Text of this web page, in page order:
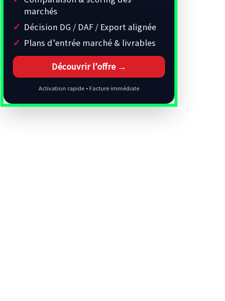
marchés
Décision DG / DAF / Export alignée
Plans d’entrée marché & livrables
Découvrir l’offre →
Activation rapide • Facture immédiate